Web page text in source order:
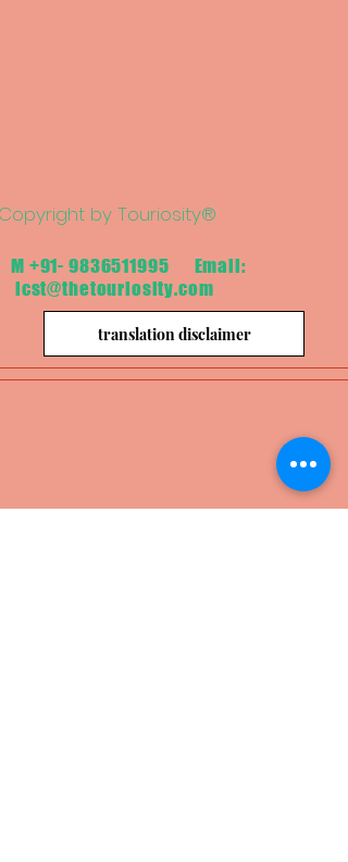
by Touriosity®
M +91- 9836511995 Email:
icst@thetouriosity.com
translation disclaimer